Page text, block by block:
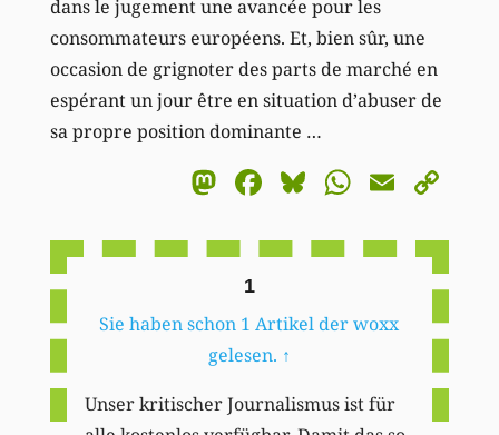
dans le jugement une avancée pour les
consommateurs européens. Et, bien sûr, une
occasion de grignoter des parts de marché en
espérant un jour être en situation d’abuser de
sa propre position dominante …
Mastodon
Facebook
BlueskyEmail
1
Sie haben schon 1 Artikel der woxx
gelesen. ↑
Unser kritischer Journalismus ist für